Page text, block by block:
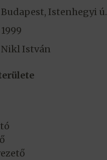
Budapest, Istenhegyi
1999
Nikl István